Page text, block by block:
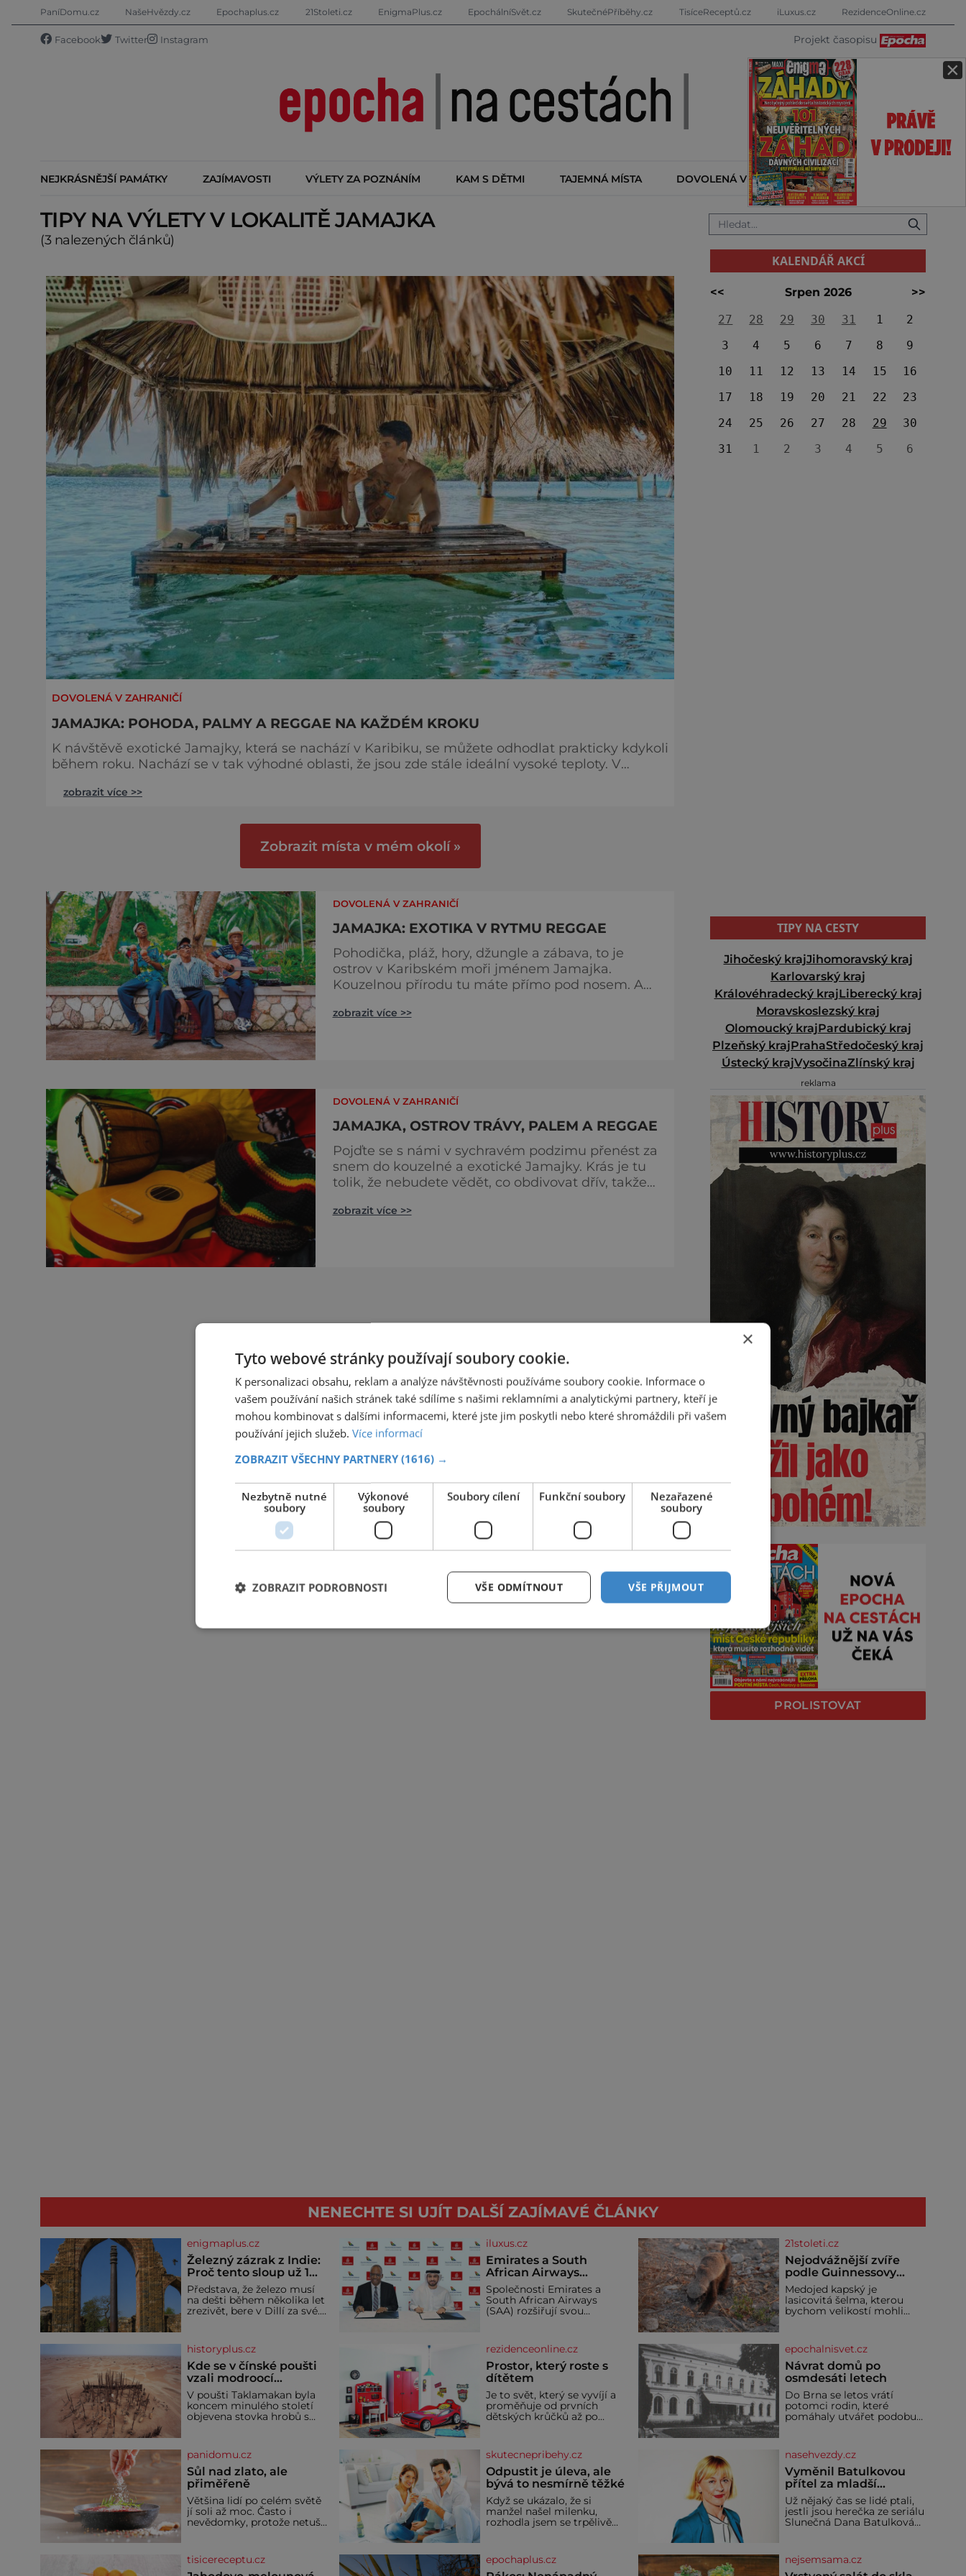
×
PaníDomu.cz NašeHvězdy.cz Epochaplus.cz 21Stoleti.cz EnigmaPlus.cz EpochálníSvět.cz SkutečnéPříběhy.cz TisíceReceptů.cz iLuxus.cz RezidenceOnline.cz
Facebook Twitter Instagram Projekt časopisu
NEJKRÁSNĚJŠÍ PAMÁTKY ZAJÍMAVOSTI VÝLETY ZA POZNÁNÍM KAM S DĚTMI TAJEMNÁ MÍSTA DOVOLENÁ V ZAHRANIČÍ KALENDÁŘ AKCÍ
TIPY NA VÝLETY V LOKALITĚJAMAJKA
(3 nalezených článků)
DOVOLENÁ V ZAHRANIČÍ
JAMAJKA: POHODA, PALMY A REGGAE NA KAŽDÉM KROKU
K návštěvě exotické Jamajky, která se nachází v Karibiku, se můžete odhodlat prakticky kdykoli
během roku. Nachází se v tak výhodné oblasti, že jsou zde stále ideální vysoké teploty. V
Jamajku činí unikátním především jedinečná příroda. Po odpočinku na lehátku se můžete
zobrazit více >>
Zobrazit místa v mém okolí »
DOVOLENÁ V ZAHRANIČÍ
JAMAJKA: EXOTIKA V RYTMU REGGAE
Pohodička, pláž, hory, džungle a zábava, to je
ostrov v Karibském moři jménem Jamajka.
Kouzelnou přírodu tu máte přímo pod nosem. A
koštěte zaražená do země. Krás je tu tolik, že vám
zobrazit více >>
DOVOLENÁ V ZAHRANIČÍ
JAMAJKA, OSTROV TRÁVY, PALEM A REGGAE
Pojďte se s námi v sychravém podzimu přenést za
snem do kouzelné a exotické Jamajky. Krás je tu
tolik, že nebudete vědět, co obdivovat dřív, takže
nepočítáme místní požitky typu skvělého rumu,
zobrazit více >>
KALENDÁŘ AKCÍ
<< Srpen 2026
>>
27
28 29 30 31 1
2
3
4 5 6 7 8
9
10
11 12 13 14 15
16
17
18 19 20 21 22
23
24
25 26 27 28 29
30
31
1 2 3 4 5 6
TIPY NA CESTY
Jihočeský krajJihomoravský kraj
Karlovarský kraj
Královéhradecký krajLiberecký kraj
Moravskoslezský kraj
Olomoucký krajPardubický kraj
Plzeňský krajPrahaStředočeský kraj
Ústecký krajVysočinaZlínský kraj
reklama
PROLISTOVAT
NENECHTE SI UJÍT DALŠÍ ZAJÍMAVÉ ČLÁNKY
enigmaplus.cz
Železný zázrak z Indie:
Proč tento sloup už 1
600 let nezná rez?
Představa, že železo musí
na dešti během několika let
zrezivět, bere v Dillí za své.
vysoký železný sloup, který
už přibližně 1 600 let
odolává počasí
iluxus.cz
Emirates a South
African Airways
rozšiřují partnerství.
Cestujícím nově
zpřístupní dalších
Společnosti Emirates a
South African Airways
(SAA) rozšiřují svou
dohoda zpřístupní
cestujícím devět dalších
destinací v jižní a střední
Africe a u
21stoleti.cz
Nejodvážnější zvíře
podle Guinnessovy
knihy rekordů?
Šelmička s pruhem na
hřbetě!
Medojed kapský je
lasicovitá šelma, kterou
bychom velikostí mohli
nebojácná, ostatně bývá
označována za
nejodvážnější zvíře vůbec. V
této souvislosti je dokonc
historyplus.cz
Kde se v čínské poušti
vzali modroocí
blonďáci?
V poušti Taklamakan byla
koncem minulého století
objevena stovka hrobů s
byli pohřbeni s úctou a
četnými milodary. Asi
nejvíc přitom vědce zaujal
hrob tříměsíčního
chlapečka s modrou
filcovou čapkou, z níž se
draly blonďaté vlásky. Fakt,
že jsou těla dávných lidí
klimatickým podmínkám.
Sucho, prosolené písky a
rezidenceonline.cz
Prostor, který roste s
dítětem
Je to svět, který se vyvíjí a
proměňuje od prvních
dětských krůčků až po
bezpečí, kreativitu,
soustředění i odpočinek a
reaguje na každou etapu
života a specifické potřeby
dítěte. Pro nejmenší je
klíčová jednoduchost,
měkkost a bezpečí, proto
by pokoj miminka měl
epochalnisvet.cz
Návrat domů po
osmdesáti letech
Do Brna se letos vrátí
potomci rodin, které
pomáhaly utvářet podobu
světová válka. Příběhy rodů
Placzek, Löw-Beer,
Fuhrmann, Kohn a Stiassni
se stanou jednou z hlavních
dramaturgických linií
festivalu židovské kultury
ŠTETL FEST 2026. Některé
návraty nejsou jednoduché.
vyprávění, už dávno
panidomu.cz
Sůl nad zlato, ale
přiměřeně
Většina lidí po celém světě
jí soli až moc. Často i
nevědomky, protože netuší,
vyráběných potravinách,
dokonce i těch sladkých.
skutecnepribehy.cz
Odpustit je úleva, ale
bývá to nesmírně těžké
Když se ukázalo, že si
manžel našel milenku,
rozhodla jsem se trpělivě
rodině. Možná je to jedna z
nejtěžších věcí na světě. Ale
nasehvezdy.cz
Vyměnil Batulkovou
přítel za mladší
exemplář?
Už nějaký čas se lidé ptali,
jestli jsou herečka ze seriálu
Slunečná Dana Batulková
vůbec spolu. Herečka od
sebe přítele od samého
tisicereceptu.cz epochaplus.cz nejsemsama.cz
×
Tyto webové stránky používají soubory cookie.
K personalizaci obsahu, reklam a analýze návštěvnosti používáme soubory cookie. Informace o
vašem používání našich stránek také sdílíme s našimi reklamními a analytickými partnery, kteří je
mohou kombinovat s dalšími informacemi, které jste jim poskytli nebo které shromáždili při vašem
používání jejich služeb. Více informací
ZOBRAZIT VŠECHNY PARTNERY (1616) →
Nezbytně nutné
soubory
Výkonové
soubory
Soubory cílení Funkční soubory
Nezařazené
soubory
VŠE PŘIJMOUT
VŠE ODMÍTNOUT
ZOBRAZIT PODROBNOSTI